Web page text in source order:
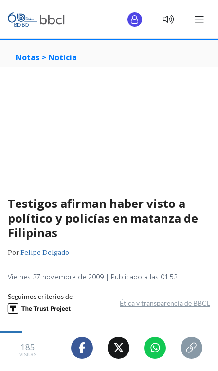
Notas > Noticia
Testigos afirman haber visto a
político y policías en matanza de
Filipinas
PorFelipe Delgado
Viernes 27 noviembre de 2009 | Publicado a las 01:52
Seguimos criterios de
Ética y transparencia de BBCL
185
visitas